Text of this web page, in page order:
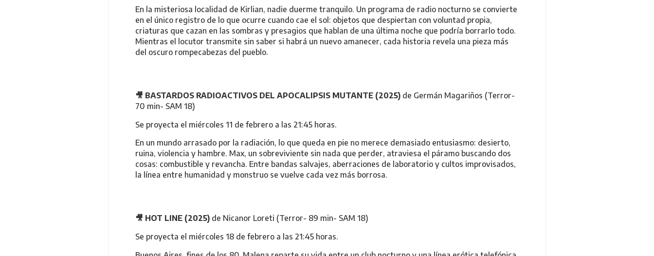
En la misteriosa localidad de Kirlian, nadie duerme tranquilo. Un programa de radio nocturno se convierte
en el único registro de lo que ocurre cuando cae el sol: objetos que despiertan con voluntad propia,
criaturas que cazan en las sombras y presagios que hablan de una última noche que podría borrarlo todo.
Mientras el locutor transmite sin saber si habrá un nuevo amanecer, cada historia revela una pieza más
del oscuro rompecabezas del pueblo.
🎥 BASTARDOS RADIOACTIVOS DEL APOCALIPSIS MUTANTE (2025) de Germán Magariños (Terror-
70 min- SAM 18)
Se proyecta el miércoles 11 de febrero a las 21:45 horas.
En un mundo arrasado por la radiación, lo que queda en pie no merece demasiado entusiasmo: desierto,
ruina, violencia y hambre. Max, un sobreviviente sin nada que perder, atraviesa el páramo buscando dos
cosas: combustible y revancha. Entre bandas salvajes, aberraciones de laboratorio y cultos improvisados,
la línea entre humanidad y monstruo se vuelve cada vez más borrosa.
🎥 HOT LINE (2025) de Nicanor Loreti (Terror- 89 min- SAM 18)
Se proyecta el miércoles 18 de febrero a las 21:45 horas.